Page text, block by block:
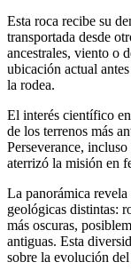
Esta roca recibe su
transportada desde
ancestrales, viento o
ubicación actual
la rodea.
El interés científico
de los terrenos más
Perseverance,
aterrizó la misión en
La panorámica
geológicas distintas:
más oscuras,
antiguas. Esta
sobre la evolución